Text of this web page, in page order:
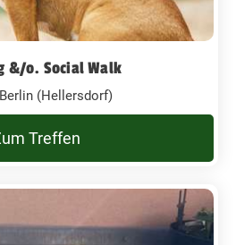
&/o. Social Walk
(Hellersdorf)
Treffen